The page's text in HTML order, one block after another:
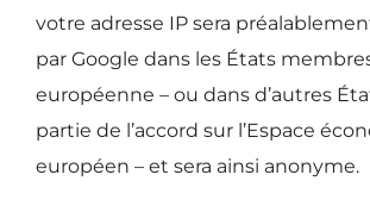
votre adresse IP sera
par Google dans les États
européenne – ou dans d’autres
partie de l’accord sur l’Espace
européen – et sera ainsi anonyme.